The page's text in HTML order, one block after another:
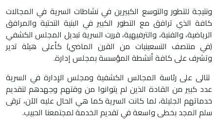
ونتيجة للتطور والتوسع الكبيرين في نشاطات السرية في المجالات
كافة الذي ترافق مع التطور الكبير في البنية التحتية والمرافق
الرياضية، والفنية، والترفيهية، قررت السرية تبديل المجلس الكشفي
(في منتصف التسعينيات من القرن الماضي) كأعلى هيئة تدير
وتشرف على كافة أنشطة المؤسسة بمجلس إدارة.
تتالى على رئاسة المجالس الكشفية ومجلس الإدارة في السرية
عدد كبير من القادة الذين لم يتوانوا من وقتهم وجهدهم لتقديم
خدماتهم الجليلة، لما كانت السرية كما هي الحال عليه الآن، ترقى
سلم المجد بخطى واسعة في تقديم الخدمة لمجتمعنا الحبيب.